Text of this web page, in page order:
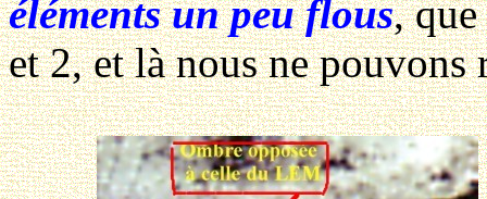
éléments un peu flous, que
et 2, et là nous ne